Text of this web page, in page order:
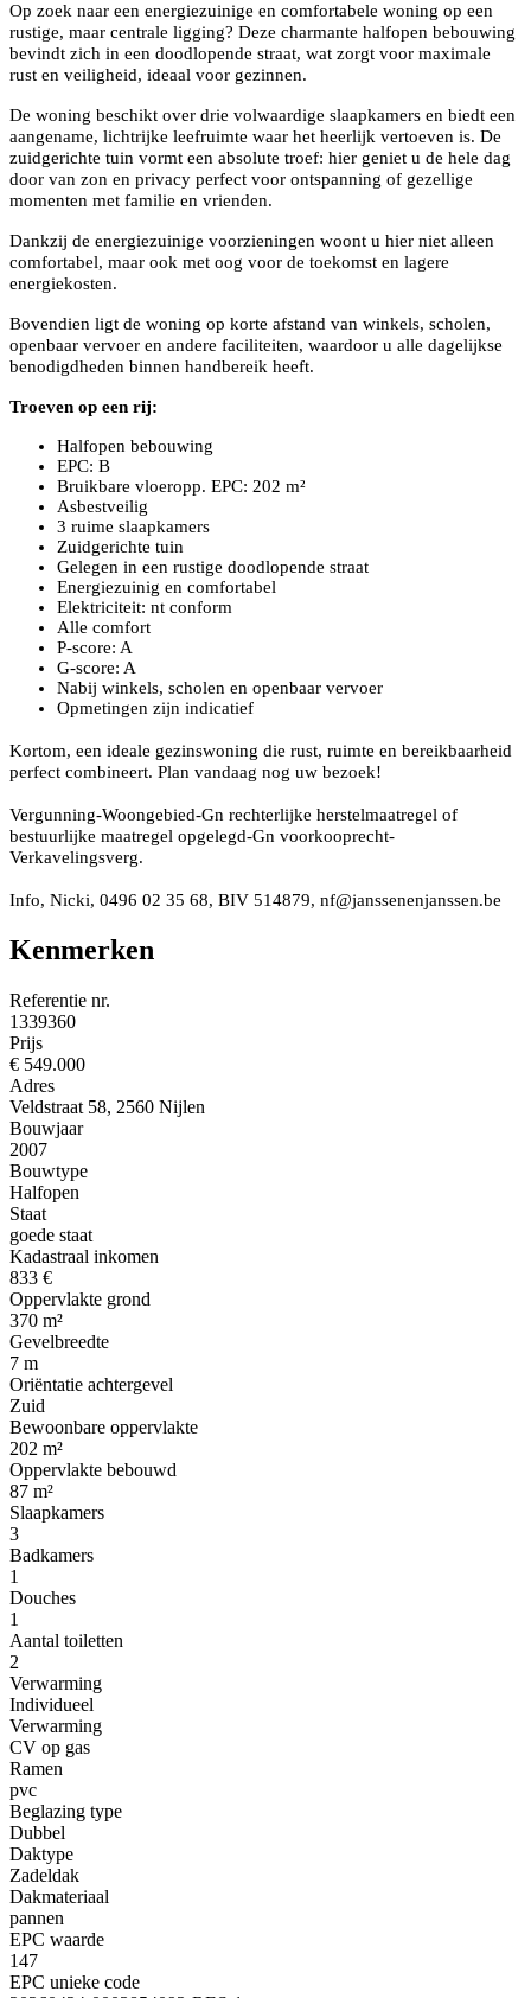
Op zoek naar een energiezuinige en comfortabele woning op een
rustige, maar centrale ligging? Deze charmante halfopen bebouwing
bevindt zich in een doodlopende straat, wat zorgt voor maximale
rust en veiligheid, ideaal voor gezinnen.
De woning beschikt over drie volwaardige slaapkamers en biedt een
aangename, lichtrijke leefruimte waar het heerlijk vertoeven is. De
zuidgerichte tuin vormt een absolute troef: hier geniet u de hele dag
door van zon en privacy perfect voor ontspanning of gezellige
momenten met familie en vrienden.
Dankzij de energiezuinige voorzieningen woont u hier niet alleen
comfortabel, maar ook met oog voor de toekomst en lagere
energiekosten.
Bovendien ligt de woning op korte afstand van winkels, scholen,
openbaar vervoer en andere faciliteiten, waardoor u alle dagelijkse
benodigdheden binnen handbereik heeft.
Troeven op een rij:
Halfopen bebouwing
EPC: B
Bruikbare vloeropp. EPC: 202 m²
Asbestveilig
3 ruime slaapkamers
Zuidgerichte tuin
Gelegen in een rustige doodlopende straat
Energiezuinig en comfortabel
Elektriciteit: nt conform
Alle comfort
P-score: A
G-score: A
Nabij winkels, scholen en openbaar vervoer
Opmetingen zijn indicatief
Kortom, een ideale gezinswoning die rust, ruimte en bereikbaarheid
perfect combineert. Plan vandaag nog uw bezoek!
Vergunning-Woongebied-Gn rechterlijke herstelmaatregel of
bestuurlijke maatregel opgelegd-Gn voorkooprecht-
Verkavelingsverg.
Info, Nicki, 0496 02 35 68, BIV 514879, nf@janssenenjanssen.be
Kenmerken
Referentie nr.
1339360
Prijs
€ 549.000
Adres
Veldstraat 58, 2560 Nijlen
Bouwjaar
2007
Bouwtype
Halfopen
Staat
goede staat
Kadastraal inkomen
833 €
Oppervlakte grond
370 m²
Gevelbreedte
7 m
Oriëntatie achtergevel
Zuid
Bewoonbare oppervlakte
202 m²
Oppervlakte bebouwd
87 m²
Slaapkamers
3
Badkamers
1
Douches
1
Aantal toiletten
2
Verwarming
Individueel
Verwarming
CV op gas
Ramen
pvc
Beglazing type
Dubbel
Daktype
Zadeldak
Dakmateriaal
pannen
EPC waarde
147
EPC unieke code